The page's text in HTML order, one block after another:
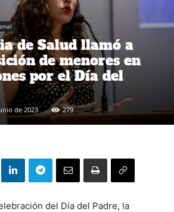
de Salud llamó a
de menores en
por el Día del
de 2023 279
del Día del Padre, la